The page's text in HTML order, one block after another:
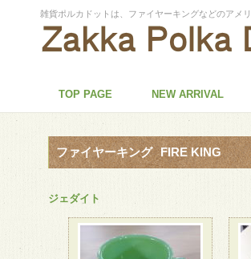
雑貨ポルカドットは、ファイヤーキングなどのアメ
ファイヤーキング FIRE KING
ジェダイト
TOP PAGE NEW ARRIVAL